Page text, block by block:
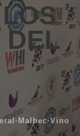
Jujuy
DEL
· Malbec·Vino